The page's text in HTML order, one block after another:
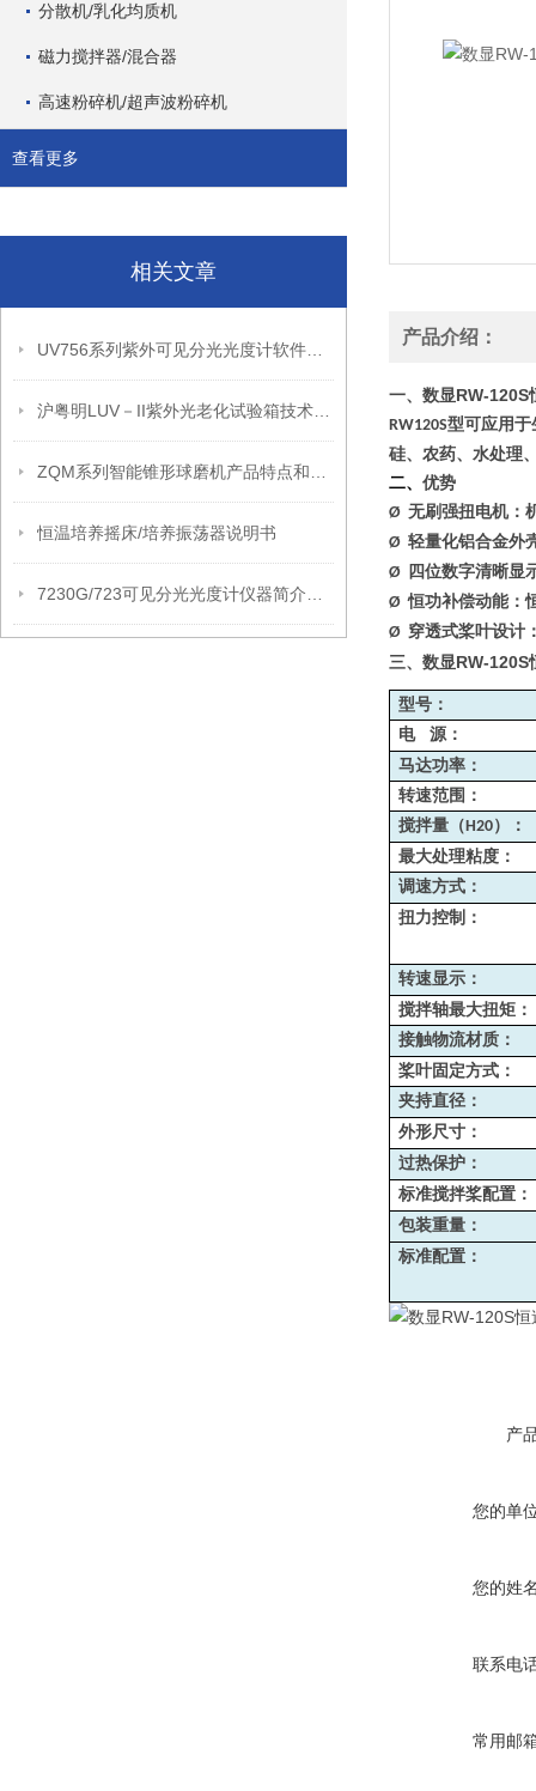
分散机/乳化均质机
磁力搅拌器/混合器
高速粉碎机/超声波粉碎机
查看更多
相关文章
恒温培养摇床/培养振荡器说明书
产品介绍：
一、 数显RW-120S
RW120S型可应用于
硅、农药、水处理
二、 优势
Ø 无刷强扭电机：
Ø 轻量化铝合金外
Ø 四位数字清晰显
Ø恒功补偿动能：
Ø 穿透式桨叶设计
三、 数显RW-120S
型号：
电
源：
马达功率：
转速范围：
搅拌量（H20）：
最大处理粘度：
调速方式：
扭力控制：
转速显示：
搅拌轴最大扭矩：
接触物流材质：
桨叶固定方式：
夹持直径：
外形尺寸：
过热保护：
标准搅拌桨配置：
包装重量：
标准配置：
产
您的单
您的姓
联系电
常用邮